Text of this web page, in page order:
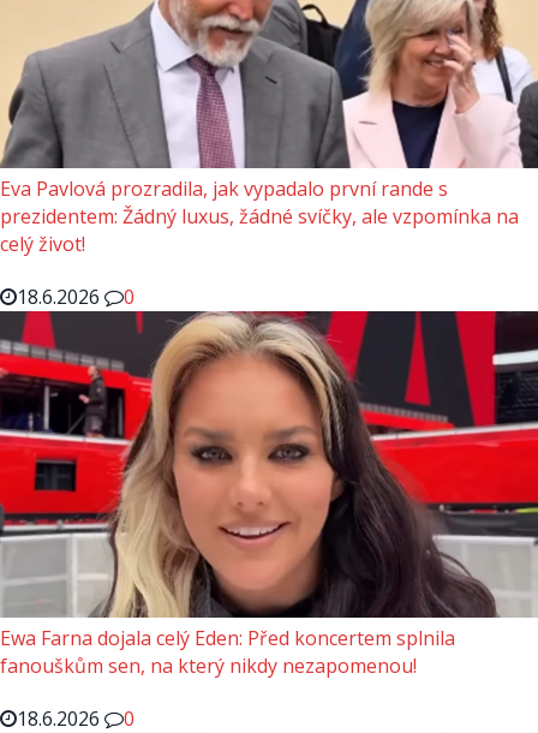
Eva Pavlová prozradila, jak vypadalo první rande s
prezidentem: Žádný luxus, žádné svíčky, ale vzpomínka na
celý život!
18.6.2026
0
Ewa Farna dojala celý Eden: Před koncertem splnila
fanouškům sen, na který nikdy nezapomenou!
18.6.2026
0